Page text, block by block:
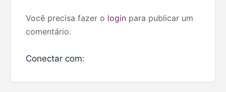
Você precisa fazer o login para publicar um
comentário.
Conectar com: